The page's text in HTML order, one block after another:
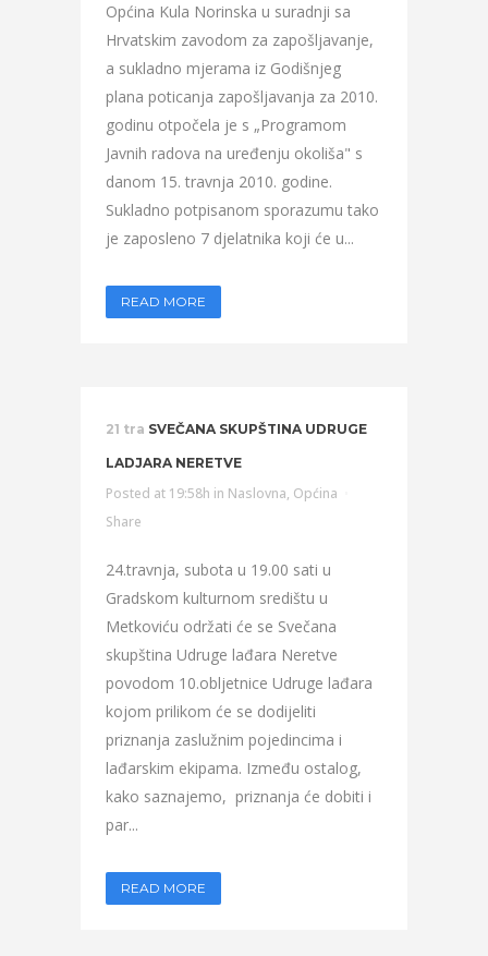
Općina Kula Norinska u suradnji sa
Hrvatskim zavodom za zapošljavanje,
a sukladno mjerama iz Godišnjeg
plana poticanja zapošljavanja za 2010.
godinu otpočela je s „Programom
Javnih radova na uređenju okoliša" s
danom 15. travnja 2010. godine.
Sukladno potpisanom sporazumu tako
je zaposleno 7 djelatnika koji će u...
READ MORE
21 tra SVEČANA SKUPŠTINA UDRUGE
LADJARA NERETVE
Posted at 19:58h in Naslovna, Općina
Share
24.travnja, subota u 19.00 sati u
Gradskom kulturnom središtu u
Metkoviću održati će se Svečana
skupština Udruge lađara Neretve
povodom 10.obljetnice Udruge lađara
kojom prilikom će se dodijeliti
priznanja zaslužnim pojedincima i
lađarskim ekipama. Između ostalog,
kako saznajemo, priznanja će dobiti i
par...
READ MORE